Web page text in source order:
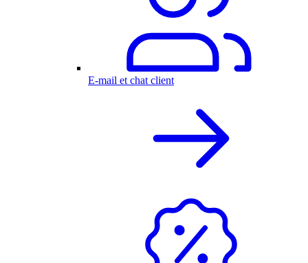
E-mail et chat client